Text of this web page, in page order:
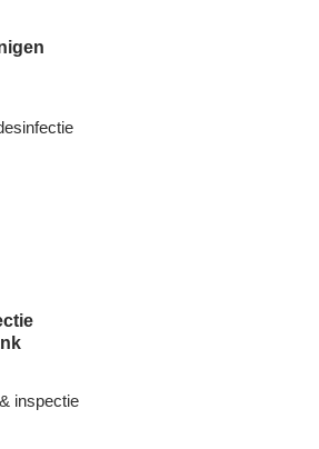
inspectie